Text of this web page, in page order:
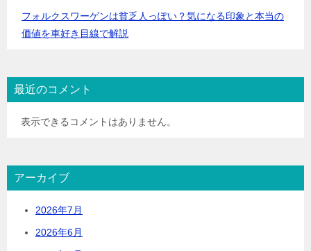
フォルクスワーゲンは貧乏人っぽい？気になる印象と本当の
価値を車好き目線で解説
最近のコメント
表示できるコメントはありません。
アーカイブ
2026年7月
2026年6月